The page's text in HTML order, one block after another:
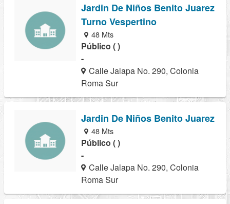
Jardin De Niños Benito Juarez
Turno Vespertino
48 Mts
Público ( )
-
Calle Jalapa No. 290, Colonia
Roma Sur
Jardin De Niños Benito Juarez
48 Mts
Público ( )
-
Calle Jalapa No. 290, Colonia
Roma Sur